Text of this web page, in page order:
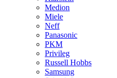
Medion
Miele
Neff
Panasonic
PKM
Privileg
Russell Hobbs
Samsung